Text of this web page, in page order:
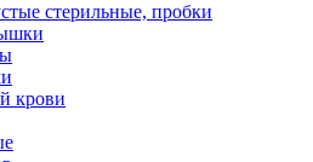
стерильные, пробки
крови